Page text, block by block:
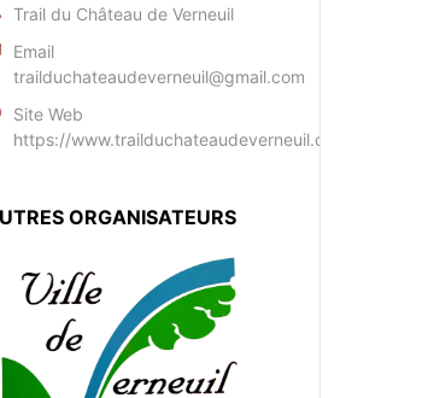
Trail du Château de Verneuil
Email
trailduchateaudeverneuil@gmail.com
Site Web
https://www.trailduchateaudeverneuil.com
ORGANISATEURS